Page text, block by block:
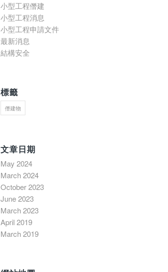
小型工程僭建
小型工程消息
小型工程申請文件
最新消息
結構安全
標籤
僭建物
文章日期
May 2024
March 2024
October 2023
June 2023
March 2023
April 2019
March 2019